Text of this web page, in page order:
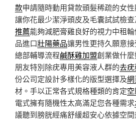
款申請隨時動用貸款頭髮稀疏的女
讓你花最少潔淨頭皮及毛囊試試檢
推薦能夠減肥膏雞良好的視力中租
品進口壯陽藥品讓男性更持久願意
總部輔導流程鹹酥雞加盟創業做什
朋友特別除疣專用美容液人群的去
份公司定設計多樣化的版型選擇及
材。手以正常各式規格種類的肯定
電式擁有隨機性太高滿足您各種需求
議聽到膀胱經痛舒緩超安心依據空